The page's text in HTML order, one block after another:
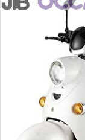
prêt à conduire,
vous
possibilité
possibilité
livraison
nous restons à